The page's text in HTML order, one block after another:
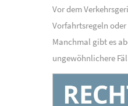
Vor dem
Vorfahrtsregeln
Manchmal gibt es
ungewöhnlichere